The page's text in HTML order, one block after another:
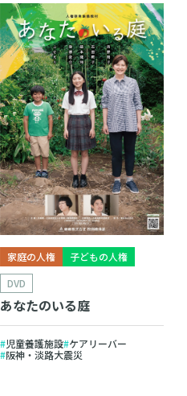
家庭の人権
子どもの人権
DVD
あなたのいる庭
児童養護施設 ケアリーバー
阪神・淡路大震災